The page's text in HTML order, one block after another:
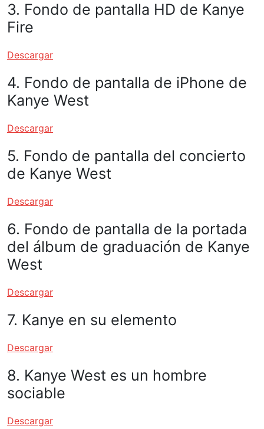
3. Fondo de pantalla HD de Kanye
Fire
Descargar
4. Fondo de pantalla de iPhone de
Kanye West
Descargar
5. Fondo de pantalla del concierto
de Kanye West
Descargar
6. Fondo de pantalla de la portada
del álbum de graduación de Kanye
West
Descargar
7. Kanye en su elemento
Descargar
8. Kanye West es un hombre
sociable
Descargar